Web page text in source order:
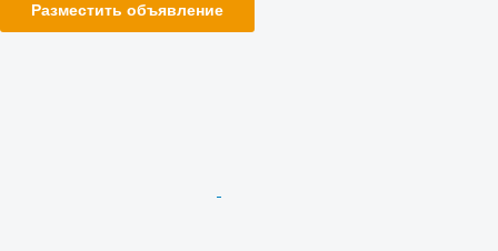
Разместить объявление